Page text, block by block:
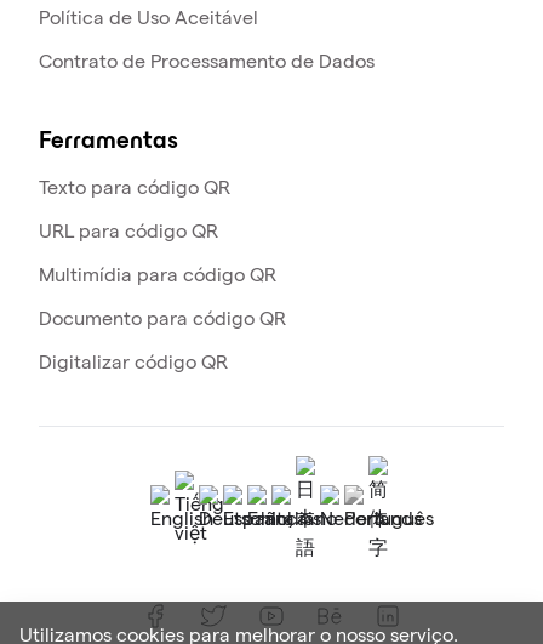
Política de Uso Aceitável
Contrato de Processamento de Dados
Ferramentas
Texto para código QR
URL para código QR
Multimídia para código QR
Documento para código QR
Digitalizar código QR
Utilizamos cookies para melhorar o nosso serviço.